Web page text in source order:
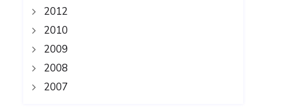
2012
2010
2009
2008
2007